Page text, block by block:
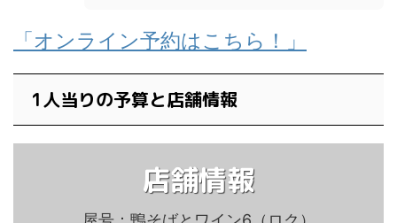
「オンライン予約はこちら！」
1人当りの予算と店舗情報
店舗情報